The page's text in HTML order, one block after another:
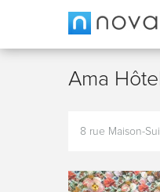
Ama
8 rue Maison-